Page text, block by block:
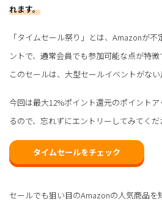
れます。
「タイムセール祭り」とは、Amazonが
ントで、通常会員でも参加可能な点が特徴
このセールは、大型セールイベントがない
今回は最大12%ポイント還元のポイント
るので、忘れずにエントリーしてみてくだ
タイムセールをチェック
セールでも狙い目のAmazonの人気商品を